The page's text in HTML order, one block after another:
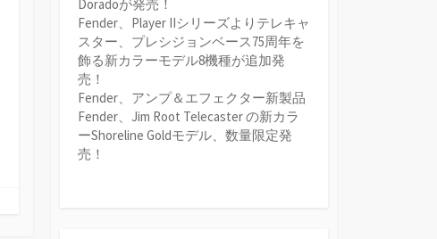
Doradoが発売！
Fender、Player IIシリーズよりテレキャ
スター、プレシジョンベース75周年を
飾る新カラーモデル8機種が追加発
売！
Fender、アンプ＆エフェクター新製品
Fender、Jim Root Telecaster の新カラ
ーShoreline Goldモデル、数量限定発
売！